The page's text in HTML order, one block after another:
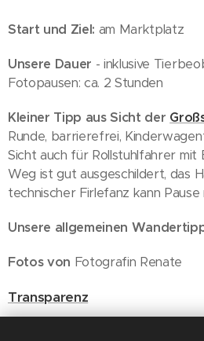
Start und Ziel: am Marktplatz
Unsere Dauer - inklusive
Fotopausen: ca. 2 Stunden
Kleiner Tipp aus Sicht der
Runde, barrierefrei,
Sicht auch für Rollstuhlfahrer mit
Weg ist gut ausgeschildert, das
technischer Firlefanz kann Pause
Unsere allgemeinen
Fotos von Fotografin Renate
Transparenz